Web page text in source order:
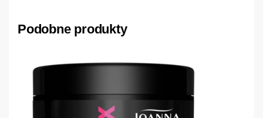
Podobne produkty